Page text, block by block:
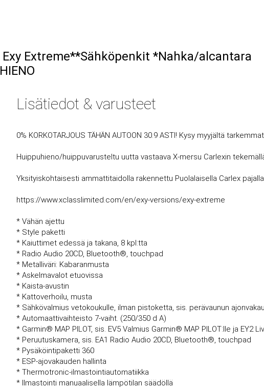
Exy Extreme**Sähköpenkit *Nahka/alcantara
Lisätiedot & varusteet
0% KORKOTARJOUS TÄHÄN AUTOON 30.9 ASTI! Kysy myyjältä
Huippuhieno/huippuvarusteltu uutta vastaava X-mersu Carlexin
Yksityiskohtaisesti ammattitaidolla rakennettu Puolalaisella Carlex
https://www.xclasslimited.com/en/exy-versions/exy-extreme
* Vähän ajettu
* Style paketti
* Kaiuttimet edessä ja takana, 8 kpl:tta
* Radio Audio 20CD, Bluetooth®, touchpad
* Metalliväri: Kabaranmusta
* Askelmavalot etuovissa
* Kaista-avustin
* Kattoverhoilu, musta
* Sähkövalmius vetokoukulle, ilman pistoketta, sis. perävaunun
* Automaattivaihteisto 7-vaiht. (250/350 d A)
* Garmin® MAP PILOT, sis. EV5 Valmius Garmin® MAP PILOT:lle ja EY2
* Peruutuskamera, sis. EA1 Radio Audio 20CD, Bluetooth®, touchpad
* Pysäköintipaketti 360
* ESP-ajovakauden hallinta
* Thermotronic-ilmastointiautomatiikka
* Ilmastointi manuaalisella lämpötilan säädöllä